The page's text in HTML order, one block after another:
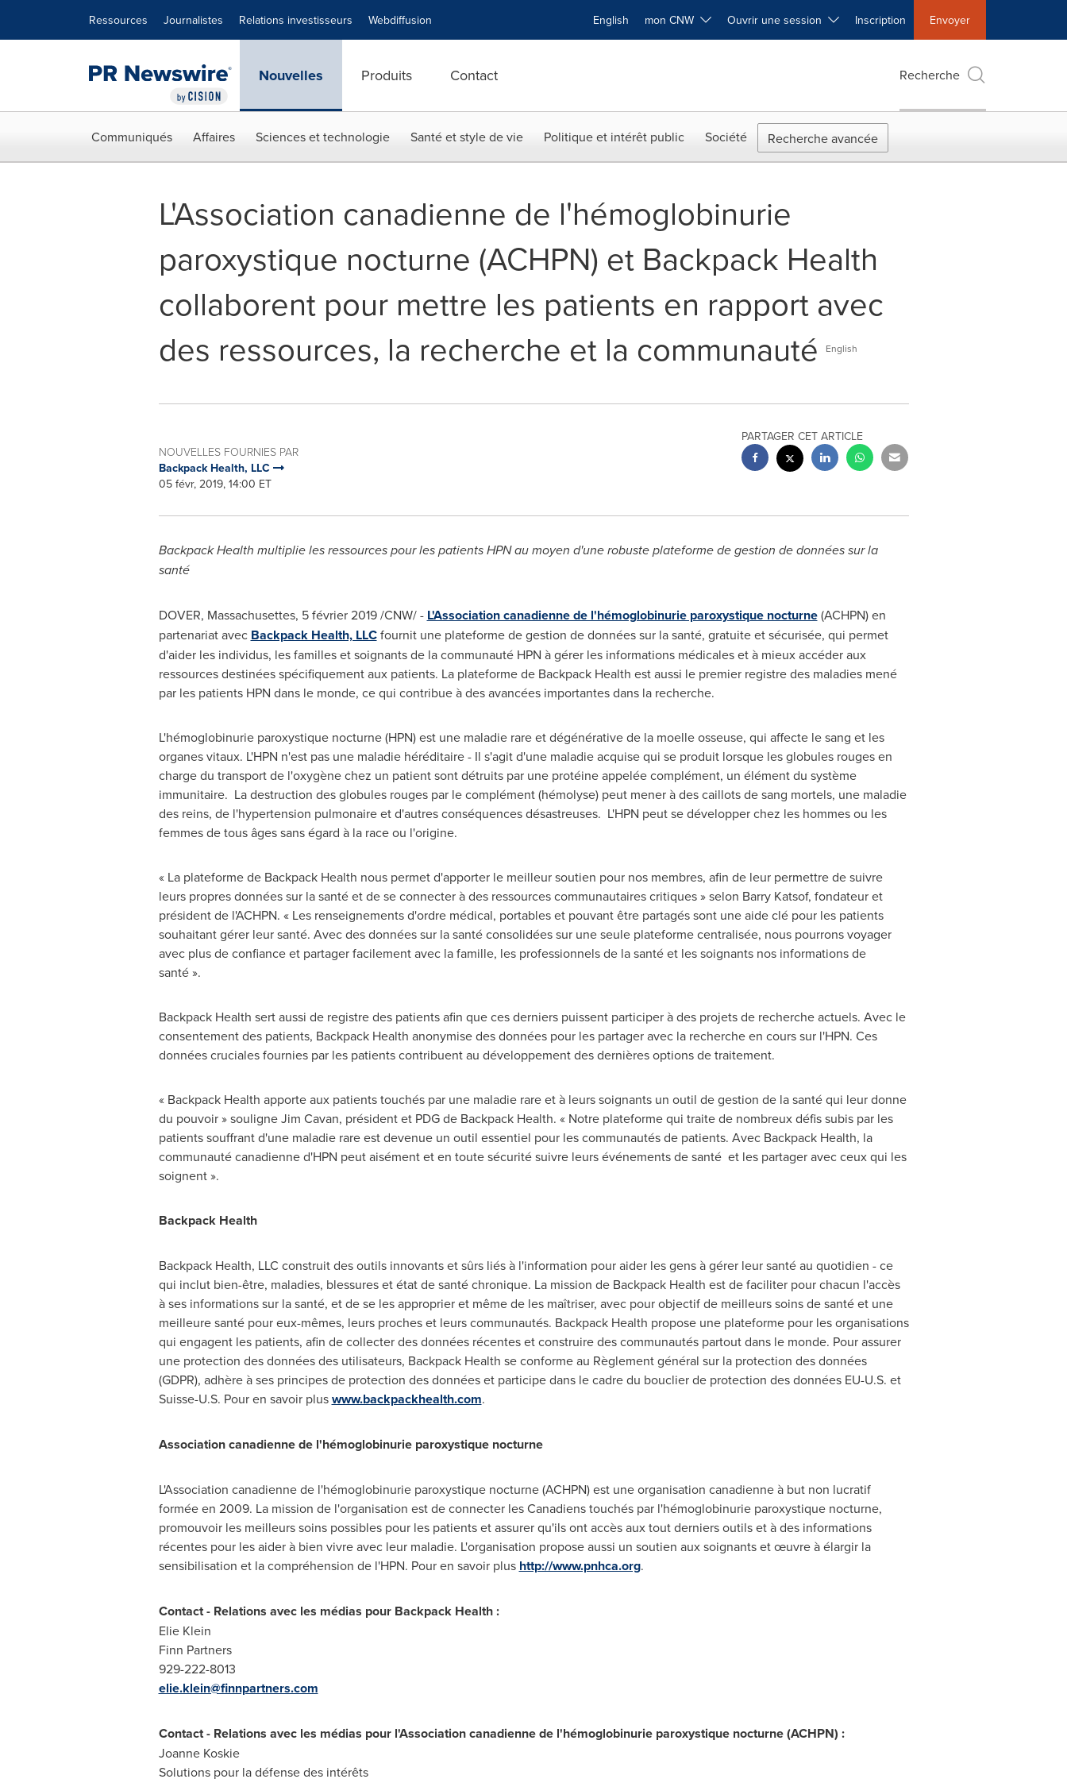
Ressources Journalistes Relations investisseurs Webdiffusion English mon CNW Ouvrir une session Inscription Envoyer
Nouvelles Produits Contact Recherche
Communiqués Affaires Sciences et technologie Santé et style de vie Politique et intérêt public Société Recherche avancée
L'Association canadienne de l'hémoglobinurie
paroxystique nocturne (ACHPN) et Backpack Health
collaborent pour mettre les patients en rapport avec
des ressources, la recherche et la communauté
English
NOUVELLES FOURNIES PAR
Backpack Health, LLC
05 févr, 2019, 14:00 ET
PARTAGER CET ARTICLE
Backpack Health multiplie les ressources pour les patients HPN au moyen d'une robuste plateforme de gestion de données sur la
santé
DOVER, Massachusettes, 5 février 2019 /CNW/ - L'Association canadienne de l'hémoglobinurie paroxystique nocturne(ACHPN) en
partenariat avec Backpack Health, LLCfournit une plateforme de gestion de données sur la santé, gratuite et sécurisée, qui permet
d'aider les individus, les familles et soignants de la communauté HPN à gérer les informations médicales et à mieux accéder aux
ressources destinées spécifiquement aux patients. La plateforme de Backpack Health est aussi le premier registre des maladies mené
par les patients HPN dans le monde, ce qui contribue à des avancées importantes dans la recherche.
L'hémoglobinurie paroxystique nocturne (HPN) est une maladie rare et dégénérative de la moelle osseuse, qui affecte le sang et les
organes vitaux. L'HPN n'est pas une maladie héréditaire - Il s'agit d'une maladie acquise qui se produit lorsque les globules rouges en
charge du transport de l'oxygène chez un patient sont détruits par une protéine appelée complément, un élément du système
immunitaire. La destruction des globules rouges par le complément (hémolyse) peut mener à des caillots de sang mortels, une maladie
des reins, de l'hypertension pulmonaire et d'autres conséquences désastreuses. L'HPN peut se développer chez les hommes ou les
femmes de tous âges sans égard à la race ou l'origine.
« La plateforme de Backpack Health nous permet d'apporter le meilleur soutien pour nos membres, afin de leur permettre de suivre
leurs propres données sur la santé et de se connecter à des ressources communautaires critiques » selon Barry Katsof, fondateur et
président de l'ACHPN. « Les renseignements d'ordre médical, portables et pouvant être partagés sont une aide clé pour les patients
souhaitant gérer leur santé. Avec des données sur la santé consolidées sur une seule plateforme centralisée, nous pourrons voyager
avec plus de confiance et partager facilement avec la famille, les professionnels de la santé et les soignants nos informations de
santé ».
Backpack Health sert aussi de registre des patients afin que ces derniers puissent participer à des projets de recherche actuels. Avec le
consentement des patients, Backpack Health anonymise des données pour les partager avec la recherche en cours sur l'HPN. Ces
données cruciales fournies par les patients contribuent au développement des dernières options de traitement.
« Backpack Health apporte aux patients touchés par une maladie rare et à leurs soignants un outil de gestion de la santé qui leur donne
du pouvoir » souligneJim Cavan, président et PDG de Backpack Health. « Notre plateforme qui traite de nombreux défis subis par les
patients souffrant d'une maladie rare est devenue un outil essentiel pour les communautés de patients. Avec Backpack Health, la
communauté canadienne d'HPN peut aisément et en toute sécurité suivre leurs événements de santé et les partager avec ceux qui les
soignent ».
Backpack Health
Backpack Health, LLC construit des outils innovants et sûrs liés à l'information pour aider les gens à gérer leur santé au quotidien - ce
qui inclut bien-être, maladies, blessures et état de santé chronique. La mission de Backpack Health est de faciliter pour chacun l'accès
à ses informations sur la santé, et de se les approprier et même de les maîtriser, avec pour objectif de meilleurs soins de santé et une
meilleure santé pour eux-mêmes, leurs proches et leurs communautés. Backpack Health propose une plateforme pour les organisations
qui engagent les patients, afin de collecter des données récentes et construire des communautés partout dans le monde. Pour assurer
une protection des données des utilisateurs, Backpack Health se conforme au Règlement général sur la protection des données
(GDPR), adhère à ses principes de protection des données et participe dans le cadre du bouclier de protection des données EU-U.S. et
Suisse-U.S. Pour en savoir pluswww.backpackhealth.com.
Association canadienne de l'hémoglobinurie paroxystique nocturne
L'Association canadienne de l'hémoglobinurie paroxystique nocturne (ACHPN) est une organisation canadienne à but non lucratif
formée en 2009. La mission de l'organisation est de connecter les Canadiens touchés par l'hémoglobinurie paroxystique nocturne,
promouvoir les meilleurs soins possibles pour les patients et assurer qu'ils ont accès aux tout derniers outils et à des informations
récentes pour les aider à bien vivre avec leur maladie. L'organisation propose aussi un soutien aux soignants et œuvre à élargir la
sensibilisation et la compréhension de l'HPN. Pour en savoir plus http://www.pnhca.org.
Contact - Relations avec les médias pour Backpack Health :
Elie Klein
Finn Partners
929-222-8013
elie.klein@finnpartners.com
Contact - Relations avec les médias pour l'Association canadienne de l'hémoglobinurie paroxystique nocturne (ACHPN) :
Joanne Koskie
Solutions pour la défense des intérêts